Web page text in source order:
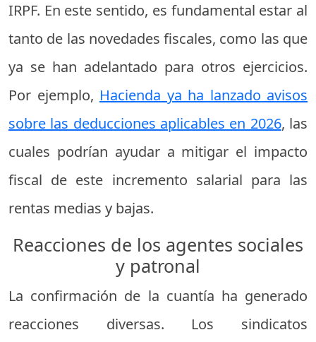
IRPF. En este sentido, es fundamental estar al
tanto de las novedades fiscales, como las que
ya se han adelantado para otros ejercicios.
Por ejemplo, Hacienda ya ha lanzado avisos
sobre las deducciones aplicables en 2026, las
cuales podrían ayudar a mitigar el impacto
fiscal de este incremento salarial para las
rentas medias y bajas.
Reacciones de los agentes sociales
y patronal
La confirmación de la cuantía ha generado
reacciones diversas. Los sindicatos